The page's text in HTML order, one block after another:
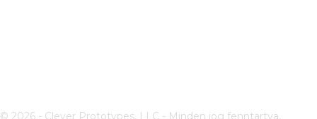
© 2026 - Clever Prototypes, LLC - Minden jog fenntartva.